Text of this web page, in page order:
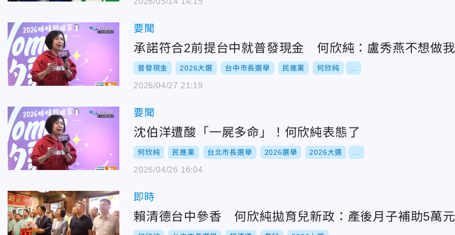
要聞
承諾符合2前提台中就普發現金 何欣純：盧秀燕不想做
普發現金 2026大選 台中市長選舉 民進黨 何欣純
2026/04/27 21:19
要聞
沈伯洋遭酸「一屍多命」！何欣純表態了
何欣純 民進黨 台北市長選舉 2026選舉 2026大選
2026/04/26 16:04
即時
賴清德台中參香 何欣純拋育兒新政：產後月子補助5萬元